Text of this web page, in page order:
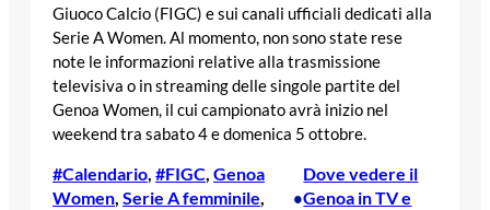
Giuoco Calcio (FIGC) e sui canali ufficiali dedicati alla
Serie A Women. Al momento, non sono state rese
note le informazioni relative alla trasmissione
televisiva o in streaming delle singole partite del
Genoa Women, il cui campionato avrà inizio nel
weekend tra sabato 4 e domenica 5 ottobre.
#Calendario, #FIGC, Genoa
Women, Serie A femminile •
Dove vedere il
Genoa in TV e